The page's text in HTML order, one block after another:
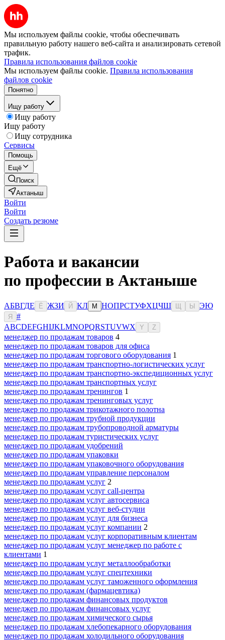
Мы используем файлы cookie, чтобы обеспечивать
правильную работу нашего веб-сайта и анализировать сетевой
трафик.
Правила использования файлов cookie
Мы используем файлы cookie. Правила использования
файлов cookie
Понятно
Ищу работу
Ищу работу
Ищу работу
Ищу сотрудника
Сервисы
Помощь
Ещё
Поиск
Актаныш
Войти
Войти
Создать резюме
Работа и вакансии
по профессии в Актаныше
АБВГДЕ Ё ЖЗИ Й КЛ М НОПРСТУФХЦЧШ Ы ЭЮ
Я
#
ABCDEFGHIJKLMNOPQRSTUVWX Y Z
менеджер по продажам товаров 4
менеджер по продажам товаров для офиса
менеджер по продажам торгового оборудования 1
менеджер по продажам транспортно-логистических услуг
менеджер по продажам транспортно-экспедиционных услуг
менеджер по продажам транспортных услуг
менеджер по продажам тренингов 1
менеджер по продажам тренинговых услуг
менеджер по продажам трикотажного полотна
менеджер по продажам трубной продукции
менеджер по продажам трубопроводной арматуры
менеджер по продажам туристических услуг
менеджер по продажам удобрений
менеджер по продажам упаковки
менеджер по продажам упаковочного оборудования
менеджер по продажам управление персоналом
менеджер по продажам услуг 2
менеджер по продажам услуг call-центра
менеджер по продажам услуг автосервиса
менеджер по продажам услуг веб-студии
менеджер по продажам услуг для бизнеса
менеджер по продажам услуг компании 2
менеджер по продажам услуг корпоративным клиентам
менеджер по продажам услуг менеджер по работе с
клиентами 1
менеджер по продажам услуг металлообработки
менеджер по продажам услуг спецтехники
менеджер по продажам услуг таможенного оформления
менеджер по продажам (фармацевтика)
менеджер по продажам финансовых продуктов
менеджер по продажам финансовых услуг
менеджер по продажам химического сырья
менеджер по продажам хлебопекарного оборудования
менеджер по продажам холодильного оборудования